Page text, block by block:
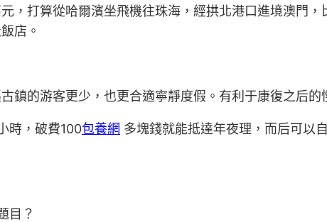
，打算從哈爾濱坐飛機往珠海，經拱北港口進境澳門，
店。
鎮的游客更少，也更合適寧靜度假。有利于康復之后的
時，破費100包養網 多塊錢就能抵達年夜理，而后可以
目？